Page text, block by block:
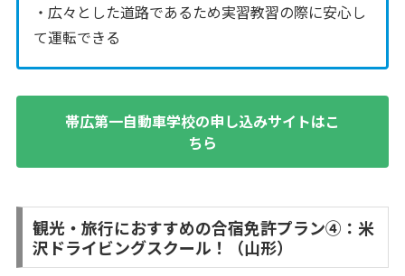
・広々とした道路であるため実習教習の際に安心し
て運転できる
帯広第一自動車学校の申し込みサイトはこ
ちら
観光・旅行におすすめの合宿免許プラン④：米
沢ドライビングスクール！（山形）